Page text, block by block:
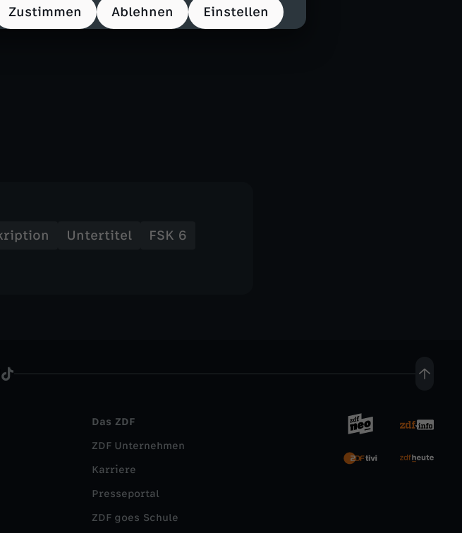
Zustimmen Ablehnen Einstellen
Untertitel
FSK 6
Das ZDF
ZDF Unternehmen
Karriere
Presseportal
ZDF goes Schule